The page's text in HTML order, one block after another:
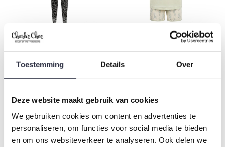
Toestemming Details Over
Deze website maakt gebruik van cookies
We gebruiken cookies om content en advertenties te
personaliseren, om functies voor social media te bieden
en om ons websiteverkeer te analyseren. Ook delen we
Charlie Choe Girls' Lounge
Set Black Leaves
Charlie Choe Girls Pyjamas
Shortama Light Green
Cactus
€14,99